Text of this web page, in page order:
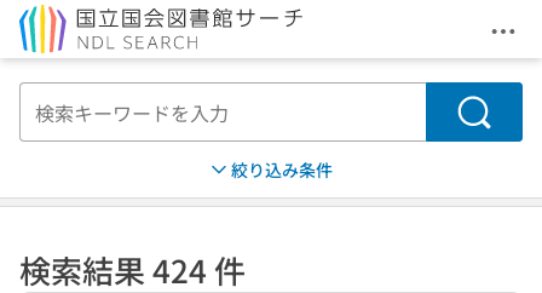
メ
検索
絞り込み条件
検索結果 424 件